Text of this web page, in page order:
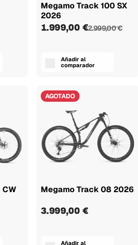
Megamo Track 100 SX
2026
1.999,00 €2.999,00 €
Añadir al
comparador
AGOTADO
Megamo Track 08 2026
3.999,00 €
Añadir al